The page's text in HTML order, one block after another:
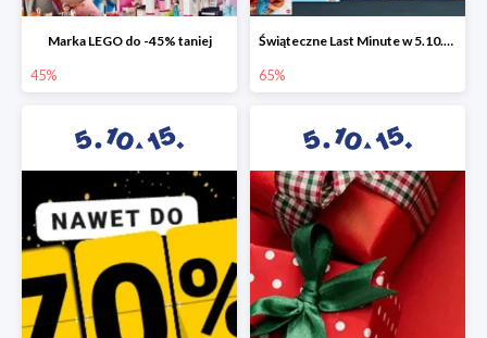
Marka LEGO do -45% taniej
45%
Świąteczne Last Minute w 5.10.15 - zabawki do -65%
65%